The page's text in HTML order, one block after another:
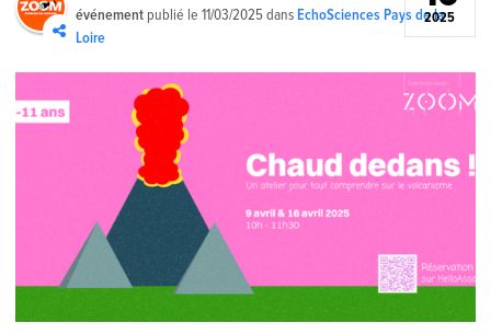
événement publié le11/03/2025dansEchoSciences Pays de la
Loire
2025